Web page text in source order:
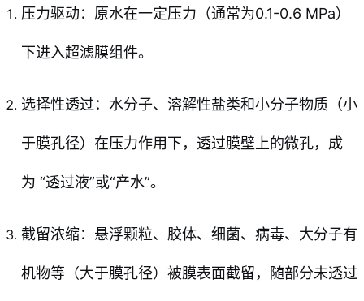
压力驱动：原水在一定压力（通常为0.1-0.6 MPa）
下进入超滤膜组件。
选择性透过：水分子、溶解性盐类和小分子物质（小
于膜孔径）在压力作用下，透过膜壁上的微孔，成
为 “透过液”或“产水”。
截留浓缩：悬浮颗粒、胶体、细菌、病毒、大分子有
机物等（大于膜孔径）被膜表面截留，随部分未透过